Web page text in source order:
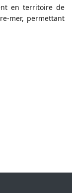
en territoire de
mer, permettant